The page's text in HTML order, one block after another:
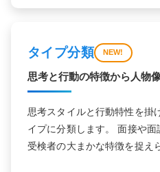
タイプ分類 NEW!
思考と行動の特徴から人物
思考スタイルと行動特性を掛
イプに分類します。 面接や面
受検者の大まかな特徴を捉え